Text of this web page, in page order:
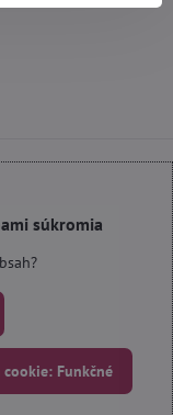
súkromia
Funkčné